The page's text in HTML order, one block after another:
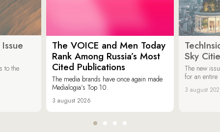
to the
The VOICE and Men Today
Rank Among Russia’s Most
Cited Publications
The media brands have once again made
Medialogia’s Top 10.
3 august 2026
Sky
The new
for an entire
3 august